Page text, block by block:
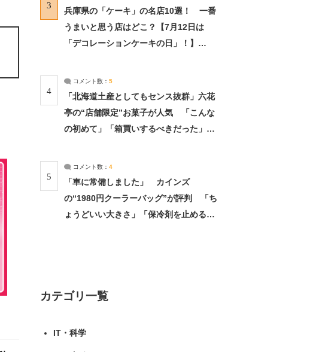
3
兵庫県の「ケーキ」の名店10選！ 一番
うまいと思う店はどこ？【7月12日は
「デコレーションケーキの日」！】
4
コメント数： 5
「北海道土産としてもセンス抜群」六花
亭の“店舗限定”お菓子が人気 「こんな
の初めて」「箱買いするべきだった」
5
コメント数： 4
「車に常備しました」 カインズ
の“1980円クーラーバッグ”が評判 「ち
ょうどいい大きさ」「保冷剤を止めるベ
カテゴリ一覧
IT・科学